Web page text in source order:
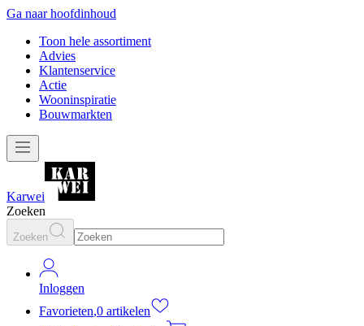
Ga naar hoofdinhoud
Toon hele assortiment
Advies
Klantenservice
Actie
Wooninspiratie
Bouwmarkten
Karwei
Zoeken
Zoeken
Inloggen
Favorieten,0 artikelen